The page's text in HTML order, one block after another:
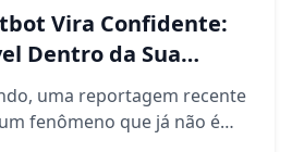
Vira Confidente:
Dentro da Sua
uma reportagem recente
fenômeno que já não é